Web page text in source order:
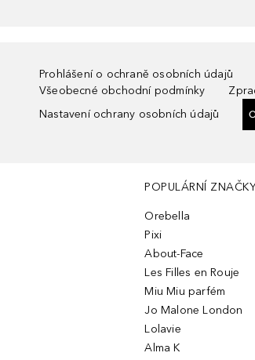
Prohlášení o ochraně osobních údajů
Všeobecné obchodní podmínky
Nastavení ochrany osobních údajů
POPULÁRNÍ
Orebella
Pixi
About-Face
Les Filles en Rouje
Miu Miu parfém
Jo Malone London
Lolavie
Alma K